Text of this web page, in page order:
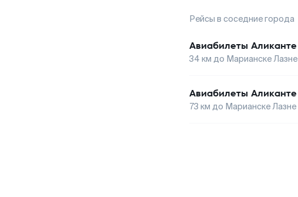
Рейсы в соседние города
Авиабилеты Аликанте
34 км до Марианске Лазне
Авиабилеты Аликанте
73 км до Марианске Лазне